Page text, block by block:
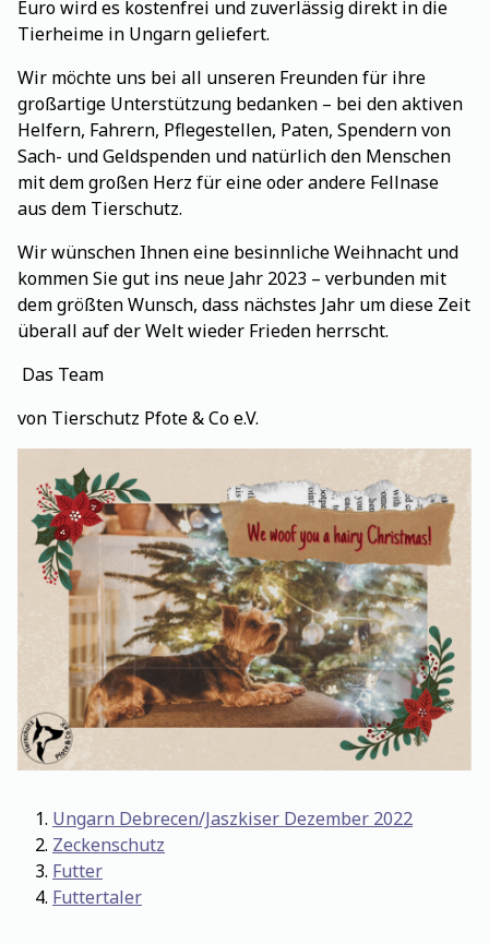
Euro wird es kostenfrei und zuverlässig direkt in die
Tierheime in Ungarn geliefert.
Wir möchte uns bei all unseren Freunden für ihre
großartige Unterstützung bedanken – bei den aktiven
Helfern, Fahrern, Pflegestellen, Paten, Spendern von
Sach- und Geldspenden und natürlich den Menschen
mit dem großen Herz für eine oder andere Fellnase
aus dem Tierschutz.
Wir wünschen Ihnen eine besinnliche Weihnacht und
kommen Sie gut ins neue Jahr 2023 – verbunden mit
dem größten Wunsch, dass nächstes Jahr um diese Zeit
überall auf der Welt wieder Frieden herrscht.
Das Team
von Tierschutz Pfote & Co e.V.
Ungarn Debrecen/Jaszkiser Dezember 2022
Zeckenschutz
Futter
Futtertaler